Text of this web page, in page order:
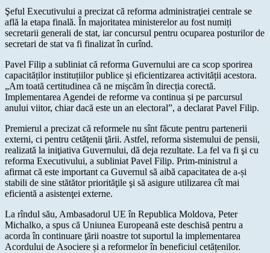
Şeful Executivului a precizat că reforma administraţiei centrale se
află la etapa finală. În majoritatea ministerelor au fost numiți
secretarii generali de stat, iar concursul pentru ocuparea posturilor de
secretari de stat va fi finalizat în curînd.
Pavel Filip a subliniat că reforma Guvernului are ca scop sporirea
capacităților instituțiilor publice și eficientizarea activității acestora.
„Am toată certitudinea că ne mișcăm în direcția corectă.
Implementarea Agendei de reforme va continua și pe parcursul
anului viitor, chiar dacă este un an electoral”, a declarat Pavel Filip.
Premierul a precizat că reformele nu sînt făcute pentru partenerii
externi, ci pentru cetăţenii ţării. Astfel, reforma sistemului de pensii,
realizată la iniţiativa Guvernului, dă deja rezultate. La fel va fi şi cu
reforma Executivului, a subliniat Pavel Filip. Prim-ministrul a
afirmat că este important ca Guvernul să aibă capacitatea de a-și
stabili de sine stătător priorităţile şi să asigure utilizarea cît mai
eficientă a asistenţei externe.
La rîndul său, Ambasadorul UE în Republica Moldova, Peter
Michalko, a spus că Uniunea Europeană este deschisă pentru a
acorda în continuare ţării noastre tot suportul la implementarea
Acordului de Asociere și a reformelor în beneficiul cetățenilor.